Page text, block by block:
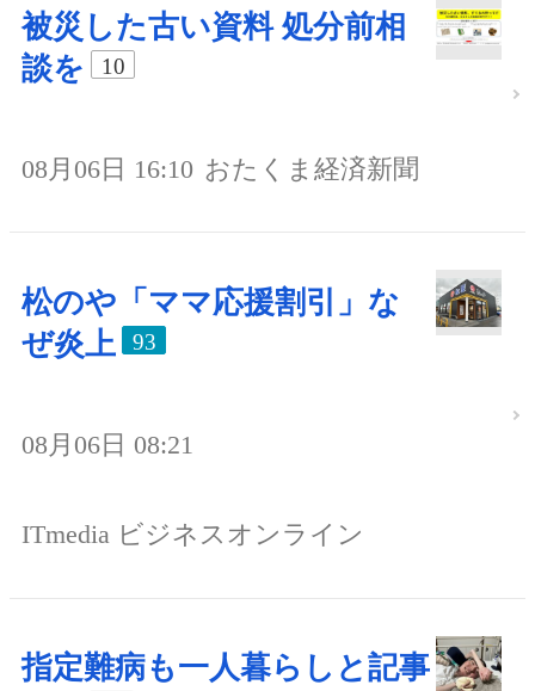
被災した古い資料 処分前相
談を
10
08月06日 16:10 おたくま経済新聞
松のや「ママ応援割引」な
ぜ炎上
93
08月06日 08:21
ITmedia ビジネスオンライン
指定難病も一人暮らしと記事